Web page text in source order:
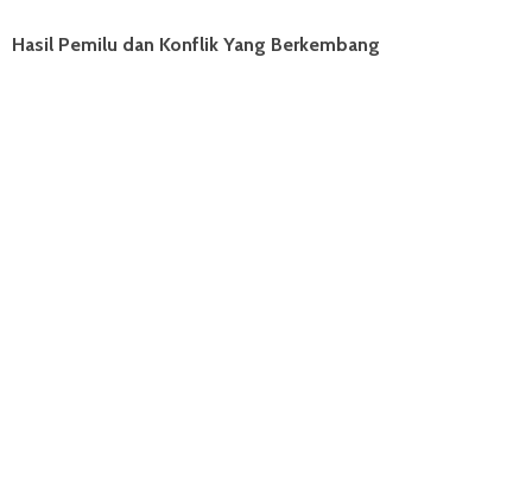
Hasil Pemilu dan Konflik Yang Berkembang